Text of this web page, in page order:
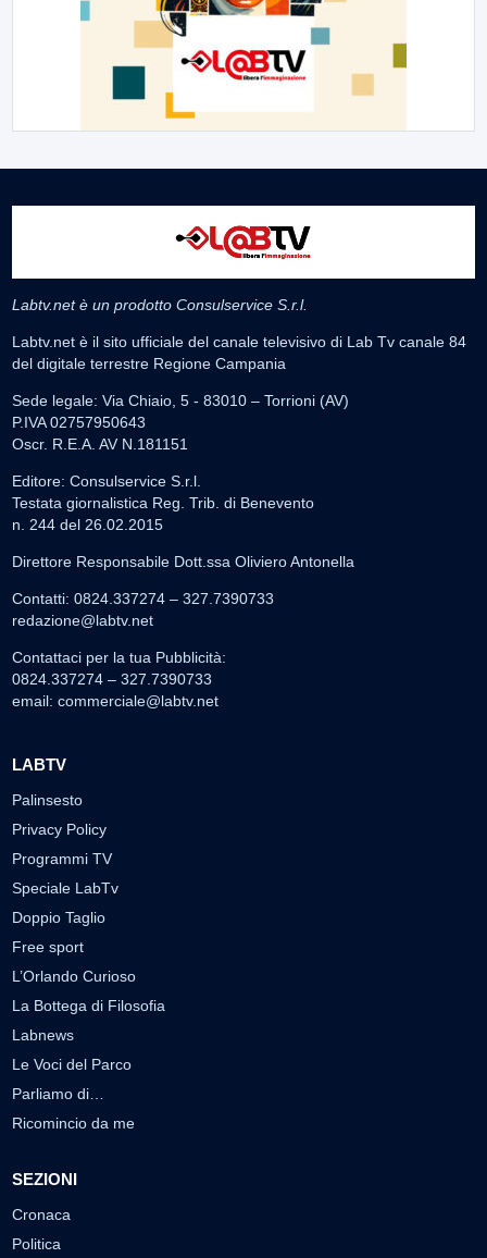
Labtv.net è un prodotto Consulservice S.r.l.
Labtv.net è il sito ufficiale del canale televisivo di Lab Tv canale 84
del digitale terrestre Regione Campania
Sede legale: Via Chiaio, 5 - 83010 – Torrioni (AV)
P.IVA 02757950643
Oscr. R.E.A. AV N.181151
Editore: Consulservice S.r.l.
Testata giornalistica Reg. Trib. di Benevento
n. 244 del 26.02.2015
Direttore Responsabile Dott.ssa Oliviero Antonella
Contatti: 0824.337274 – 327.7390733
redazione@labtv.net
Contattaci per la tua Pubblicità:
0824.337274 – 327.7390733
email: commerciale@labtv.net
LABTV
Palinsesto
Privacy Policy
Programmi TV
Speciale LabTv
Doppio Taglio
Free sport
L’Orlando Curioso
La Bottega di Filosofia
Labnews
Le Voci del Parco
Parliamo di…
Ricomincio da me
SEZIONI
Cronaca
Politica